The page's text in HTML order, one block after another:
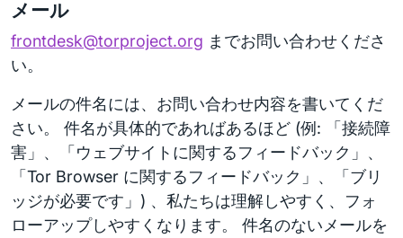
メール
frontdesk@torproject.org までお問い合わせくださ
い。
メールの件名には、お問い合わせ内容を書いてくだ
さい。 件名が具体的であればあるほど (例: 「接続障
害」、「ウェブサイトに関するフィードバック」、
「Tor Browser に関するフィードバック」、「ブリ
ッジが必要です」) 、私たちは理解しやすく、フォ
ローアップしやすくなります。 件名のないメールを